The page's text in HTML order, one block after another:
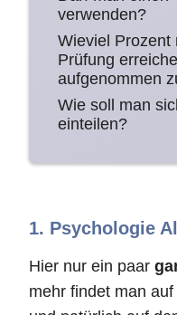
verwenden?
Wieviel Prozent
Prüfung
aufgenommen
Wie soll man
einteilen?
1. Psychologie
Hier nur ein paar
mehr findet man